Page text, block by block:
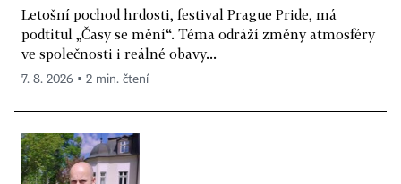
Letošní pochod hrdosti, festival Prague Pride, má
podtitul „Časy se mění“. Téma odráží změny atmosféry
ve společnosti i reálné obavy...
7. 8. 2026 ▪ 2 min. čtení